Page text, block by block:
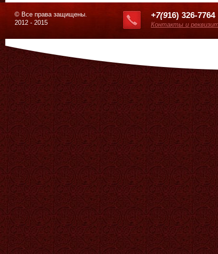
© Все права защищены.
2012 - 2015
+7(916) 326-7764
Контакты и